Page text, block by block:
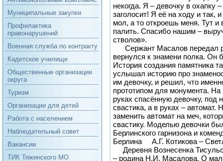
Муниципальные закупки
Профилактика
правонарушений
Военная служба по контракту
Кадетское училище
Общественные организации
округа
Туризм
Организации для детей
Работа с населением
Наблюдательный совет
Вакансии
ТИК Тяжинского МО
некогда. Я – девочку в охапку
заголосит! Я её на ходу и так,
мол, а то откроешь меня. Тут
палить. Спасибо нашим –
стволов».
Сержант Масалов передал
вернулся к знамени полка. Он
История создания памятника
услышал историю про
им девочку, и решил, что
прототипом для монумента.
руках спасённую девочку, под
свастика, а в руках –
заменить автомат на меч,
свастику. Моделью девочки
Берлинского гарнизона и
Берлина А.Г. Котикова –
Деревня Вознесенка
– родина Н.И. Масалова. О